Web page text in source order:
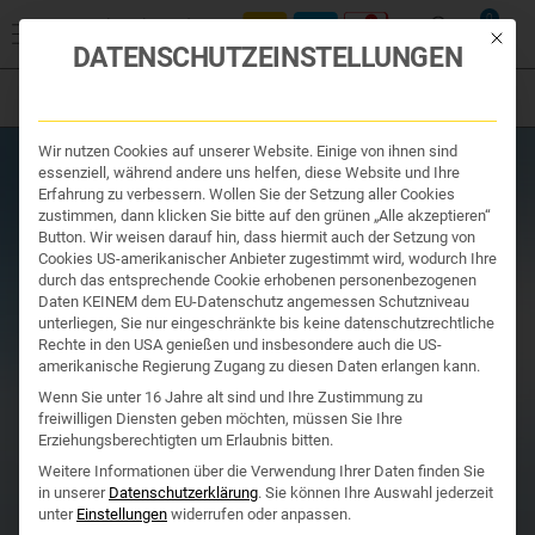
0
Organe & Organ Uhr
Traditionelle Medizin
Nahrungsergänzung
Kosmetik und Hygiene
Ihr Apotheker
Ihr Apotheker/ NERADIN® Tabletten 40
Stück++ Homöopathische Arzneispezialität
Mit
DATENSCHUTZEINSTELLUNGEN
Wir nutzen Cookies auf unserer Website. Einige von ihnen sind
essenziell, während andere uns helfen, diese Website und Ihre
Erfahrung zu verbessern. Wollen Sie der Setzung aller Cookies
zustimmen, dann klicken Sie bitte auf den grünen „Alle akzeptieren“
Button. Wir weisen darauf hin, dass hiermit auch der Setzung von
Cookies US-amerikanischer Anbieter zugestimmt wird, wodurch Ihre
durch das entsprechende Cookie erhobenen personenbezogenen
Daten KEINEM dem EU-Datenschutz angemessen Schutzniveau
unterliegen, Sie nur eingeschränkte bis keine datenschutzrechtliche
Rechte in den USA genießen und insbesondere auch die US-
amerikanische Regierung Zugang zu diesen Daten erlangen kann.
Wenn Sie unter 16 Jahre alt sind und Ihre Zustimmung zu
freiwilligen Diensten geben möchten, müssen Sie Ihre
Erziehungsberechtigten um Erlaubnis bitten.
Weitere Informationen über die Verwendung Ihrer Daten finden Sie
in unserer Datenschutzerklärung. Sie können Ihre Auswahl jederzeit
unter Einstellungen widerrufen oder anpassen.